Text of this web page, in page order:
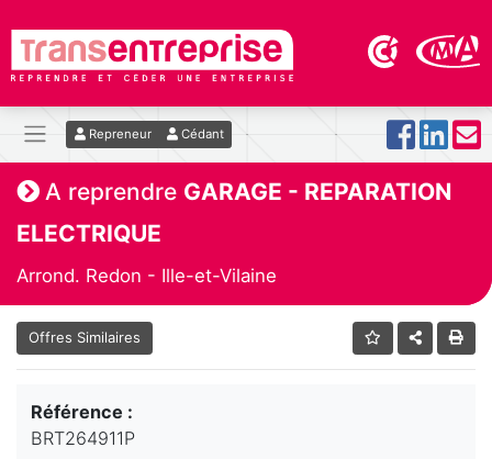
Repreneur Cédant
A reprendre GARAGE - REPARATION
ELECTRIQUE
Arrond. Redon - Ille-et-Vilaine
Offres Similaires
Référence :
BRT264911P